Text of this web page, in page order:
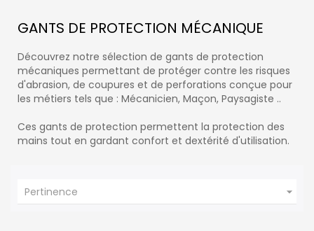
GANTS DE PROTECTION MÉCANIQUE
Découvrez notre sélection de gants de protection
mécaniques permettant de protéger contre les risques
d'abrasion, de coupures et de perforations conçue pour
les métiers tels que : Mécanicien, Maçon, Paysagiste ..
Ces gants de protection permettent la protection des
mains tout en gardant confort et dextérité d'utilisation.
Pertinence 